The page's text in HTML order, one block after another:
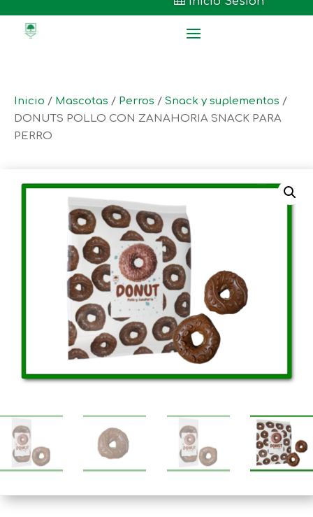
Inicio / Mascotas / Perros / Snack y suplementos /
DONUTS POLLO CON ZANAHORIA SNACK PARA
PERRO